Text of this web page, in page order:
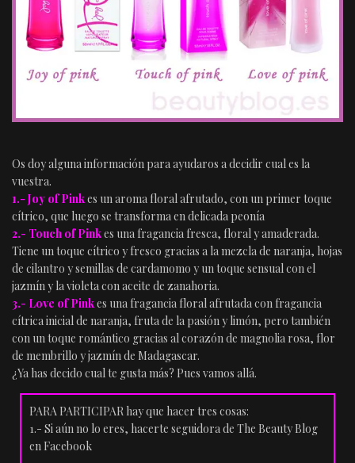
Os doy alguna información para ayudaros a decidir cual es la
vuestra.
1.- Joy of Pinkes un aroma floral afrutado, con un primer toque
cítrico, que luego se transforma en delicada peonía
2.- Touch of Pinkes una fragancia fresca, floral y amaderada.
Tiene un toque cítrico y fresco gracias a la mezcla de naranja, hojas
de cilantro y semillas de cardamomo y un toque sensual con el
jazmín y la violeta con aceite de zanahoria.
3.- Love of Pinkes una fragancia floral afrutada con fragancia
cítrica inicial de naranja, fruta de la pasión y limón, pero también
con un toque romántico gracias al corazón de magnolia rosa, flor
de membrillo y jazmín de Madagascar.
¿Ya has decido cual te gusta más? Pues vamos allá.
PARA PARTICIPAR hay que hacer tres cosas:
1.- Si aún no lo eres, hacerte seguidora de The Beauty Blog
en Facebook